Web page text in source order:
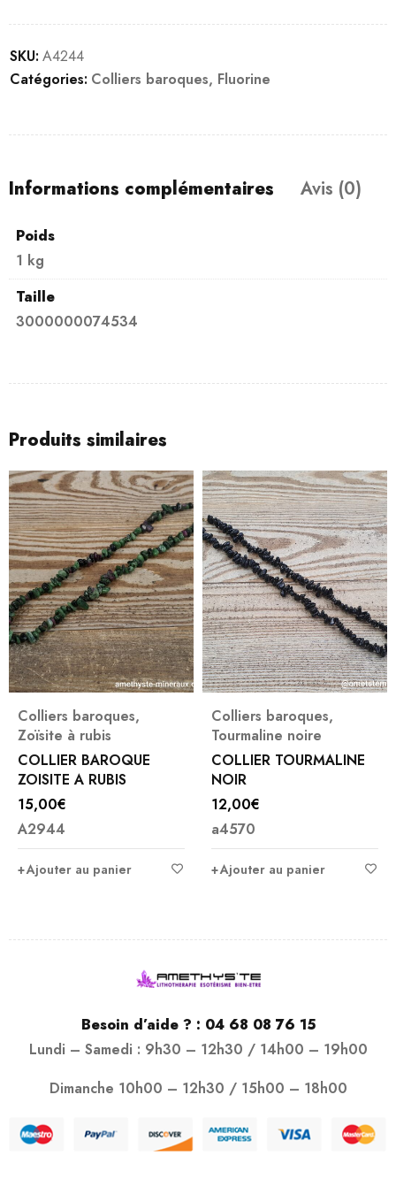
SKU: A4244
Catégories: Colliers baroques, Fluorine
Informations complémentaires Avis (0)
Poids
1 kg
Taille
3000000074534
Produits similaires
Colliers baroques,
Zoïsite à rubis
COLLIER BAROQUE
ZOISITE A RUBIS
15,00€
A2944
Ajouter au panier
Colliers baroques,
Tourmaline noire
COLLIER TOURMALINE
NOIR
12,00€
a4570
Ajouter au panier
Besoin d’aide ? : 04 68 08 76 15
Lundi – Samedi : 9h30 – 12h30 / 14h00 – 19h00
Dimanche 10h00 – 12h30 / 15h00 – 18h00